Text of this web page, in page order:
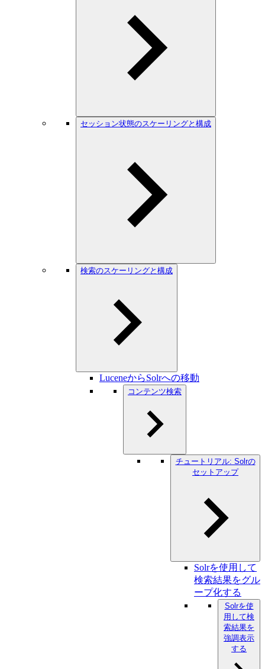
セッション状態のスケーリングと構成
検索のスケーリングと構成
LuceneからSolrへの移動
コンテンツ検索
チュートリアル: Solrの
セットアップ
Solrを使用して
検索結果をグル
ープ化する
Solrを使
用して検
索結果を
強調表示
する